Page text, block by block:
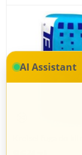
AI Assistant